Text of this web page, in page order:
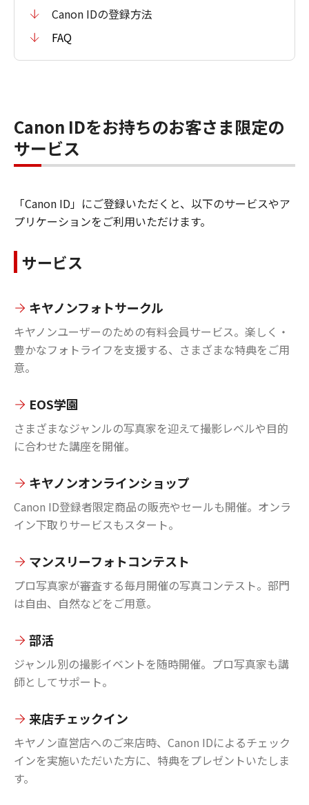
Canon IDの登録方法
FAQ
Canon IDをお持ちのお客さま限定の
サービス
「Canon ID」にご登録いただくと、以下のサービスやア
プリケーションをご利用いただけます。
サービス
キヤノンフォトサークル
キヤノンユーザーのための有料会員サービス。楽しく・
豊かなフォトライフを支援する、さまざまな特典をご用
意。
EOS学園
さまざまなジャンルの写真家を迎えて撮影レベルや目的
に合わせた講座を開催。
キヤノンオンラインショップ
Canon ID登録者限定商品の販売やセールも開催。オンラ
イン下取りサービスもスタート。
マンスリーフォトコンテスト
プロ写真家が審査する毎月開催の写真コンテスト。部門
は自由、自然などをご用意。
部活
ジャンル別の撮影イベントを随時開催。プロ写真家も講
師としてサポート。
来店チェックイン
キヤノン直営店へのご来店時、Canon IDによるチェック
インを実施いただいた方に、特典をプレゼントいたしま
す。